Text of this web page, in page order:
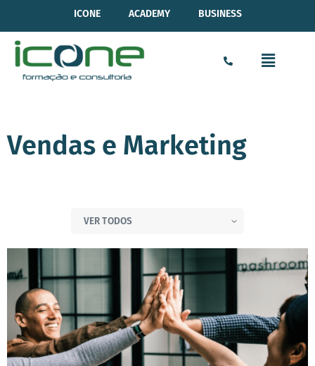
ICONE ACADEMY BUSINESS
Vendas e Marketing